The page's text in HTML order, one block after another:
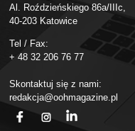
Al. Roździeńskiego 86a/IIIc,
40-203 Katowice
Tel / Fax:
+ 48 32 206 76 77
Skontaktuj się z nami:
redakcja@oohmagazine.pl